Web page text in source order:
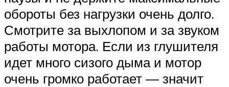
обороты без нагрузки очень долго.
Смотрите за выхлопом и за звуком
работы мотора. Если из глушителя
идет много сизого дыма и мотор
очень громко работает — значит